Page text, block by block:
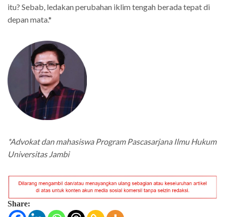
itu? Sebab, ledakan perubahan iklim tengah berada tepat di
depan mata.*
*Advokat dan mahasiswa Program Pascasarjana Ilmu Hukum
Universitas Jambi
Share: